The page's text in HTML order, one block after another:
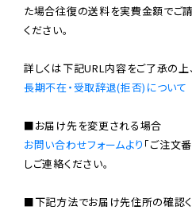
た場合往復の送料を実費金額でご
ください。
長期不在・受取辞退(拒否)について
お問い合わせフォームより 「ご注文
しご連絡ください。
■下記方法でお届け先住所の確認く